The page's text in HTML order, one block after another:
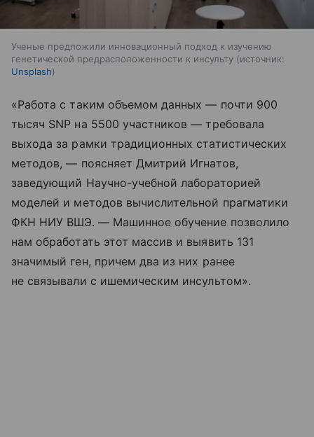
Ученые предложили инновационный подход к изучению
генетической предрасположенности к инсульту
источник:
Unsplash
«Работа с таким объемом данных — почти 900
тысяч SNP на 5500 участников — требовала
выхода за рамки традиционных статистических
методов, — поясняет Дмитрий Игнатов,
заведующий Научно-учебной лабораторией
моделей и методов вычислительной прагматики
ФКН НИУ ВШЭ. — Машинное обучение позволило
нам обработать этот массив и выявить 131
значимый ген, причем два из них ранее
не связывали с ишемическим инсультом».